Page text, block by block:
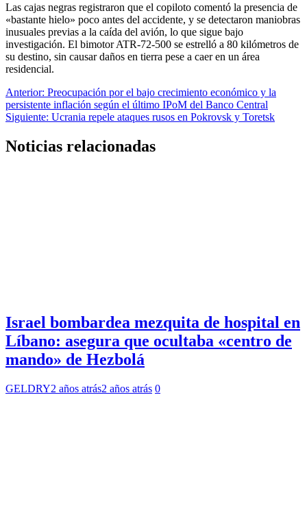
Las cajas negras registraron que el copiloto comentó la presencia de
«bastante hielo» poco antes del accidente, y se detectaron maniobras
inusuales previas a la caída del avión, lo que sigue bajo
investigación. El bimotor ATR-72-500 se estrelló a 80 kilómetros de
su destino, sin causar daños en tierra pese a caer en un área
residencial.
Navegación
de
Anterior: Preocupación por el bajo crecimiento económico y la
persistente inflación según el último IPoM del Banco Central
Siguiente: Ucrania repele ataques rusos en Pokrovsk y Toretsk
Noticias relacionadas
Israel bombardea mezquita de hospital en
Líbano: asegura que ocultaba «centro de
mando» de Hezbolá
GELDRY2 años atrás2 años atrás 0